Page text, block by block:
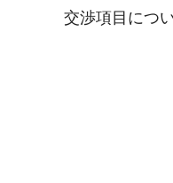
交渉項目につ